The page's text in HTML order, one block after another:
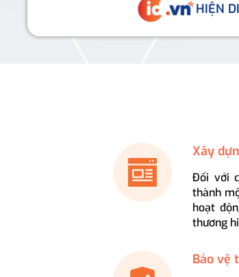
HIỆN
Xây
Đối với
thành
hoạt
thương
Bảo vệ